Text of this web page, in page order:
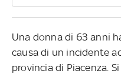
Una donna di 63 anni
causa di un incidente
provincia di Piacenza.